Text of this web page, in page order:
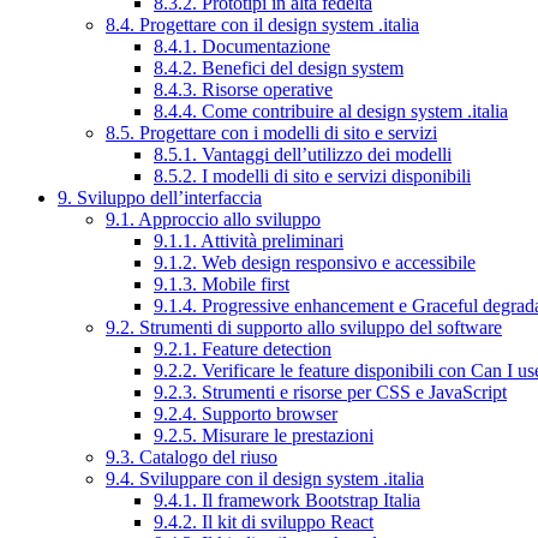
8.4. Progettare con il design system .italia
8.4.1. Documentazione
8.4.2. Benefici del design system
8.4.3. Risorse operative
8.4.4. Come contribuire al design system .italia
8.5. Progettare con i modelli di sito e servizi
8.5.1. Vantaggi dell’utilizzo dei modelli
8.5.2. I modelli di sito e servizi disponibili
9. Sviluppo dell’interfaccia
9.1. Approccio allo sviluppo
9.1.1. Attività preliminari
9.1.2. Web design responsivo e accessibile
9.1.3. Mobile first
9.1.4. Progressive enhancement e Graceful
9.2. Strumenti di supporto allo sviluppo del software
9.2.1. Feature detection
9.2.2. Verificare le feature disponibili con Can I
9.2.3. Strumenti e risorse per CSS e JavaScript
9.2.4. Supporto browser
9.2.5. Misurare le prestazioni
9.3. Catalogo del riuso
9.4. Sviluppare con il design system .italia
9.4.1. Il framework Bootstrap Italia
9.4.2. Il kit di sviluppo React